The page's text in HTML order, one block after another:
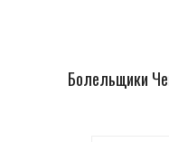
Болельщики